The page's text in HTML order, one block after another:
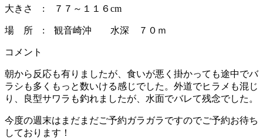
大きさ : ７７～１１６cm
場 所 : 観音崎沖 水深 ７０ｍ
コメント
朝から反応も有りましたが、食いが悪く掛かっても途中でバ
ラシも多くもっと数いける感じでした。外道でヒラメも混じ
り、良型サワラも釣れましたが、水面でバレて残念でした。
今度の週末はまだまだご予約ガラガラですのでご予約お待ち
しております！